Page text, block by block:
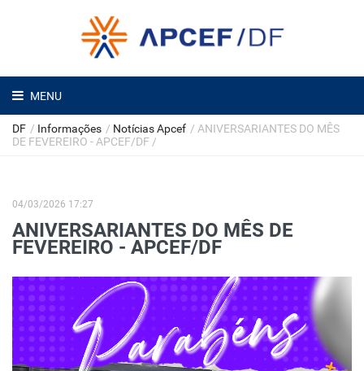
MENU
DF / Informações / Notícias Apcef / ANIVERSARIANTES DO MÊS
DE FEVEREIRO - APCEF/DF /
04/03/2026 17:27
ANIVERSARIANTES DO MÊS DE
FEVEREIRO - APCEF/DF